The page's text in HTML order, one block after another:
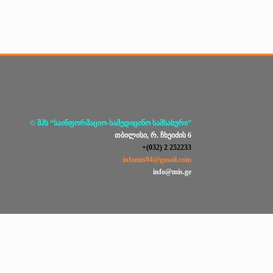
© შპს “საინფორმაციო-სამედიცინო სამსახური”
თბილისი, რ. ჩხეიძის 6
+(032) 2 252233
infomis04@gmail.com
info@mis.ge